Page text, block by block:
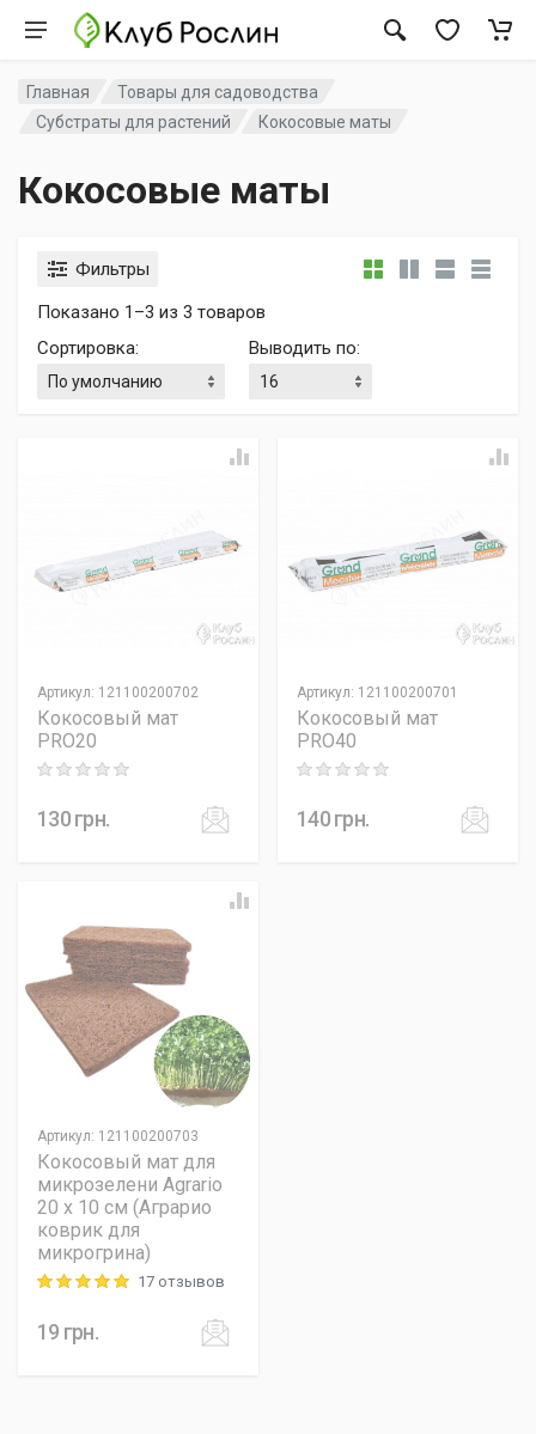
Главная
Товары для садоводства
Субстраты для растений
Кокосовые маты
Кокосовые маты
Фильтры
Показано 1–3 из 3 товаров
Сортировка: Выводить по:
Артикул: 121100200702
Кокосовый мат
PRO20
Rating: 0 out of 5
130грн.
Артикул: 121100200701
Кокосовый мат
PRO40
Rating: 0 out of 5
140грн.
Артикул: 121100200703
Кокосовый мат для
микрозелени Agrario
20 х 10 см (Аграрио
коврик для
микрогрина)
Rating: 5 out of 517 отзывов
19 грн.